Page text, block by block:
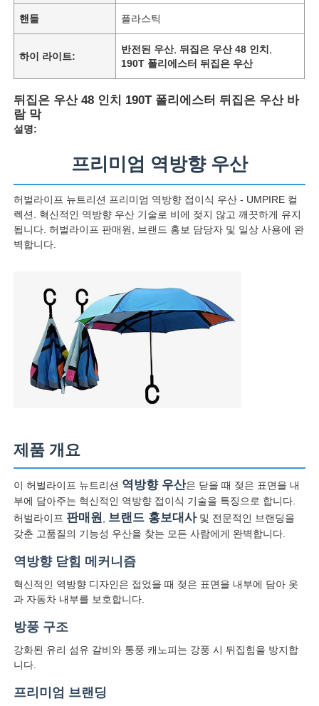
제품 소개
회사 소개
공장 투어
연락처
뉴스
모든 케이스
견적 요청
골프 우산
소형 우산
홍보용 우산
바람 막는 우산
자동 개방 우산
역방향 우산
나무 손잡이 우산
핸들 플라스틱
하이 라이트:
반전된 우산, 뒤집은 우산 48 인치
190T 폴리에스터 뒤집은 우산
뒤집은 우산 48 인치 190T 폴리에스터 뒤집은 우산 바
람 막
설명:
프리미엄 역방향 우산
허벌라이프 뉴트리션 프리미엄 역방향 접이식 우산 - UMPIRE 컬
렉션. 혁신적인 역방향 우산 기술로 비에 젖지 않고 깨끗하게 유지
됩니다. 허벌라이프 판매원, 브랜드 홍보 담당자 및 일상 사용에 완
벽합니다.
제품 개요
이 허벌라이프 뉴트리션 역방향 우산은 닫을 때 젖은 표면을 내
부에 담아주는 혁신적인 역방향 접이식 기술을 특징으로 합니다.
허벌라이프 판매원 브랜드 홍보대사및 전문적인 브랜딩을
갖춘 고품질의 기능성 우산을 찾는 모든 사람에게 완벽합니다.
역방향 닫힘 메커니즘
혁신적인 역방향 디자인은 접었을 때 젖은 표면을 내부에 담아 옷
과 자동차 내부를 보호합니다.
방풍 구조
강화된 유리 섬유 갈비와 통풍 캐노피는 강풍 시 뒤집힘을 방지합
니다.
프리미엄 브랜딩